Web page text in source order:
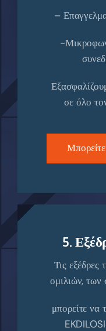
–
-
σε όλο
5.
Τις
ομιλιών, των
μπορείτε να